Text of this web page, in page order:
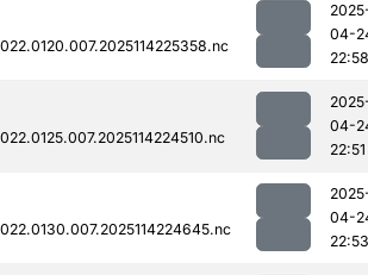
04-
22:58
04-
22:51
04-
22:53